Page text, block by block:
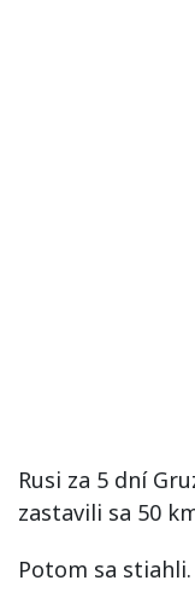
Rusi za 5 dní
zastavili sa 50
Potom sa stiahli.